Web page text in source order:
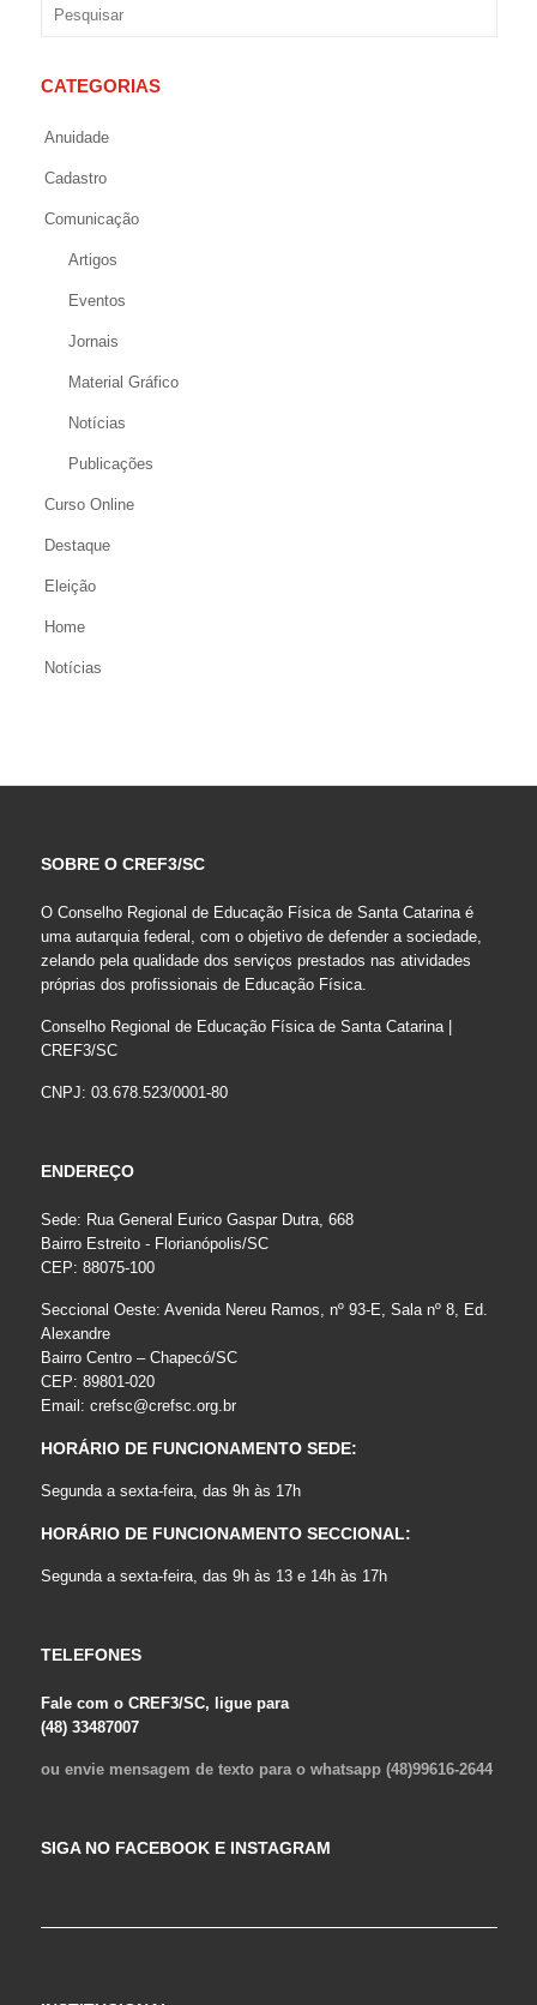
CATEGORIAS
Anuidade
Cadastro
Comunicação
Artigos
Eventos
Jornais
Material Gráfico
Notícias
Publicações
Curso Online
Destaque
Eleição
Home
Notícias
SOBRE O CREF3/SC
O Conselho Regional de Educação Física de Santa Catarina é
uma autarquia federal, com o objetivo de defender a sociedade,
zelando pela qualidade dos serviços prestados nas atividades
próprias dos profissionais de Educação Física.
Conselho Regional de Educação Física de Santa Catarina |
CREF3/SC
CNPJ: 03.678.523/0001-80
ENDEREÇO
Sede: Rua General Eurico Gaspar Dutra, 668
Bairro Estreito - Florianópolis/SC
CEP: 88075-100
Seccional Oeste: Avenida Nereu Ramos, nº 93-E, Sala nº 8, Ed.
Alexandre
Bairro Centro – Chapecó/SC
CEP: 89801-020
Email: crefsc@crefsc.org.br
HORÁRIO DE FUNCIONAMENTO SEDE:
Segunda a sexta-feira, das 9h às 17h
HORÁRIO DE FUNCIONAMENTO SECCIONAL:
Segunda a sexta-feira, das 9h às 13 e 14h às 17h
TELEFONES
Fale com o CREF3/SC, ligue para
(48) 33487007
ou envie mensagem de texto para o whatsapp (48)99616-2644
SIGA NO FACEBOOK E INSTAGRAM